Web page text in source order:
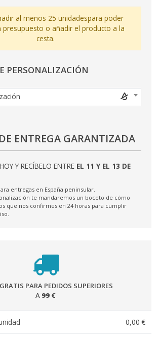
al menos 25 unidadespara poder
presupuesto o añadir el producto a la
cesta.
PERSONALIZACIÓN
ENTREGA GARANTIZADA
Y RECÍBELO ENTRE EL 11 Y EL 13 DE
entregas en España peninsular.
te mandaremos un boceto de cómo
que nos confirmes en 24 horas para cumplir
PARA PEDIDOS SUPERIORES
A 99 €
0,00 €